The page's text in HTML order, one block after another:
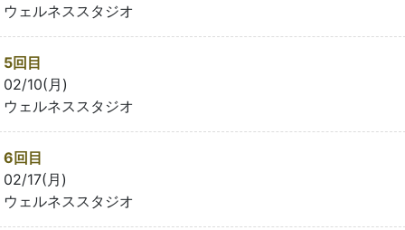
ウェルネススタジオ
5回目
02/10(月)
ウェルネススタジオ
6回目
02/17(月)
ウェルネススタジオ